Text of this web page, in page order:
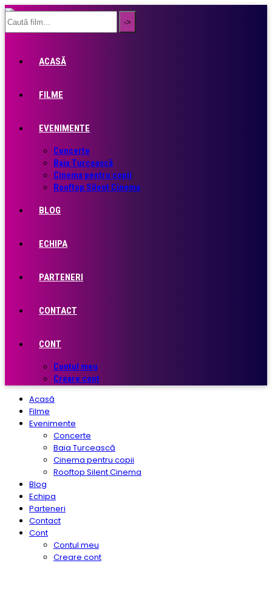
ACASĂ
FILME
EVENIMENTE
Concerte
Baia Turcească
Cinema pentru copii
Rooftop Silent Cinema
BLOG
ECHIPA
PARTENERI
CONTACT
CONT
Contul meu
Creare cont
Acasă
Filme
Evenimente
Concerte
Baia Turcească
Cinema pentru copii
Rooftop Silent Cinema
Blog
Echipa
Parteneri
Contact
Cont
Contul meu
Creare cont